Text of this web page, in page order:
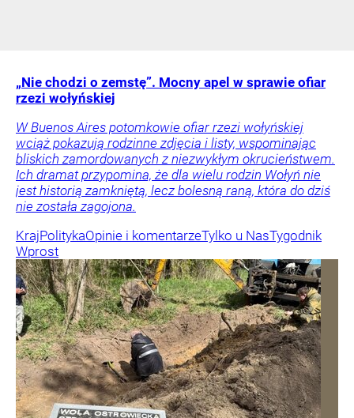
„Nie chodzi o zemstę”. Mocny apel w sprawie ofiar
rzezi wołyńskiej
W Buenos Aires potomkowie ofiar rzezi wołyńskiej
wciąż pokazują rodzinne zdjęcia i listy, wspominając
bliskich zamordowanych z niezwykłym okrucieństwem.
Ich dramat przypomina, że dla wielu rodzin Wołyń nie
jest historią zamkniętą, lecz bolesną raną, która do dziś
nie została zagojona.
KrajPolitykaOpinie i komentarzeTylko u NasTygodnik
Wprost